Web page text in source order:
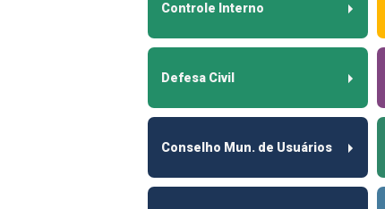
Controle Interno
Defesa Civil
Conselho Mun. de Usuários